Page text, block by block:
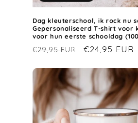
Dag kleuterschool, ik rock nu
Gepersonaliseerd T-shirt voor
voor hun eerste schooldag
Normale
€29,95 EUR €24,95 EUR